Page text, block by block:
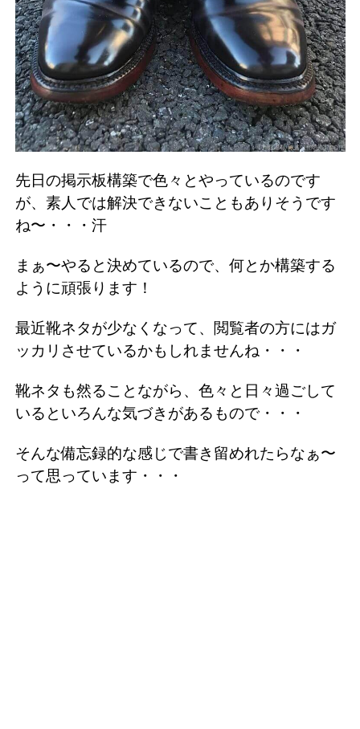
先日の掲示板構築で色々とやっているのです
が、素人では解決できないこともありそうです
ね〜・・・汗
まぁ〜やると決めているので、何とか構築する
ように頑張ります！
最近靴ネタが少なくなって、閲覧者の方にはガ
ッカリさせているかもしれませんね・・・
靴ネタも然ることながら、色々と日々過ごして
いるといろんな気づきがあるもので・・・
そんな備忘録的な感じで書き留めれたらなぁ〜
って思っています・・・